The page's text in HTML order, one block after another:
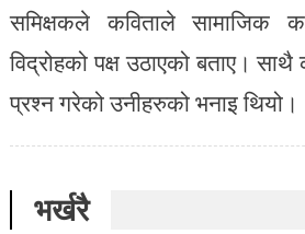
समिक्षकले कविताले सामाजिक
विद्रोहको पक्ष उठाएको बताए। साथै
प्रश्न गरेको उनीहरुको भनाइ
भर्खरै